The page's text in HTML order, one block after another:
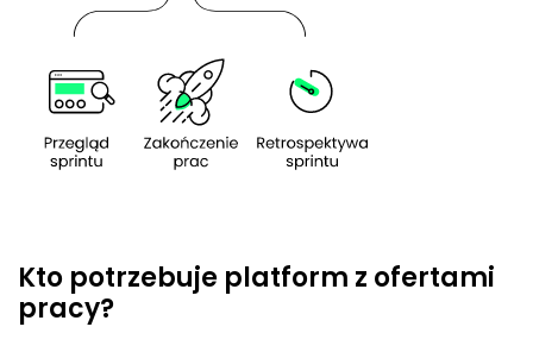
Kto potrzebuje platform z ofertami
pracy?